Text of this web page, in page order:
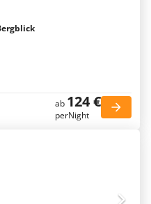
ab 124 €
perNight